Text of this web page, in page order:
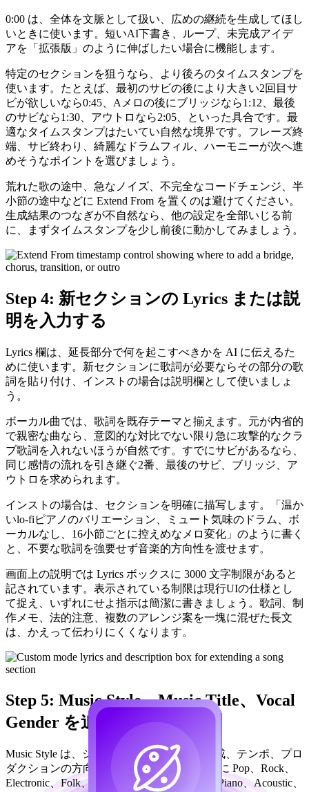
0:00 は、全体を文脈として扱い、広めの継続を生成してほし
いときに使います。短いAI下書き、ループ、未完成アイデ
アを「拡張版」のように伸ばしたい場合に機能します。
特定のセクションを狙うなら、より後ろのタイムスタンプを
使います。たとえば、最初のサビの後により大きい2回目サ
ビが欲しいなら0:45、Aメロの後にブリッジなら1:12、最後
のサビなら1:30、アウトロなら2:05、といった具合です。最
適なタイムスタンプはたいてい自然な境界です。フレーズ終
端、サビ終わり、綺麗なドラムフィル、ハーモニーが次へ進
めそうなポイントを選びましょう。
荒れた歌の途中、急なノイズ、不完全なコードチェンジ、半
小節の途中などに Extend From を置くのは避けてください。
生成結果のつなぎが不自然なら、他の設定を全部いじる前
に、まずタイムスタンプを少し前後に動かしてみましょう。
Step 4: 新セクションの Lyrics または説
明を入力する
Lyrics 欄は、延長部分で何を起こすべきかを AI に伝えるた
めに使います。新セクションに歌詞が必要ならその部分の歌
詞を貼り付け、インストの場合は説明欄として使いましょ
う。
ボーカル曲では、歌詞を既存テーマと揃えます。元が内省的
で親密な曲なら、意図的な対比でない限り急に攻撃的なクラ
ブ歌詞を入れないほうが自然です。すでにサビがあるなら、
同じ感情の流れを引き継ぐ2番、最後のサビ、ブリッジ、ア
ウトロを求められます。
インストの場合は、セクションを明確に描写します。「温か
いlo-fiピアノのバリエーション、ミュート気味のドラム、ボ
ーカルなし、16小節ごとに控えめなメロ変化」のように書く
と、不要な歌詞を強要せず音楽的方向性を渡せます。
画面上の説明では Lyrics ボックスに 3000 文字制限があると
記されています。表示されている制限は現行UIの仕様とし
て捉え、いずれにせよ指示は簡潔に書きましょう。歌詞、制
作メモ、法的注意、複数のアレンジ案を一塊に混ぜた長文
は、かえって伝わりにくくなります。
Step 5: Music Style、Music Title、Vocal
Gender を追加する
Music Style は、ジャンル、ムード、楽器編成、テンポ、プロ
ダクションの方向性を定義する欄です。UI に Pop、Rock、
Electronic、Folk、Country、Jazz、Classical、Piano、Acoustic、